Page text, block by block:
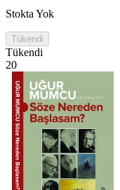
Stokta Yok
Tükendi
Tükendi
20